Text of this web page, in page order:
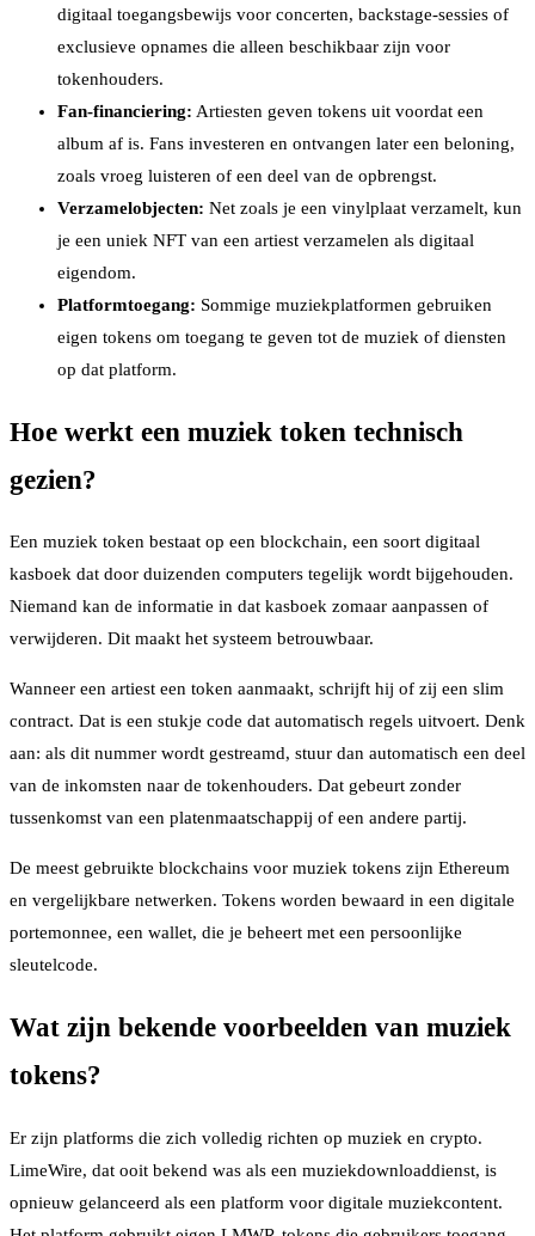
digitaal toegangsbewijs voor concerten, backstage-sessies of
exclusieve opnames die alleen beschikbaar zijn voor
tokenhouders.
Fan-financiering: Artiesten geven tokens uit voordat een
album af is. Fans investeren en ontvangen later een beloning,
zoals vroeg luisteren of een deel van de opbrengst.
Verzamelobjecten: Net zoals je een vinylplaat verzamelt, kun
je een uniek NFT van een artiest verzamelen als digitaal
eigendom.
Platformtoegang: Sommige muziekplatformen gebruiken
eigen tokens om toegang te geven tot de muziek of diensten
op dat platform.
Hoe werkt een muziek token technisch
gezien?
Een muziek token bestaat op een blockchain, een soort digitaal
kasboek dat door duizenden computers tegelijk wordt bijgehouden.
Niemand kan de informatie in dat kasboek zomaar aanpassen of
verwijderen. Dit maakt het systeem betrouwbaar.
Wanneer een artiest een token aanmaakt, schrijft hij of zij een slim
contract. Dat is een stukje code dat automatisch regels uitvoert. Denk
aan: als dit nummer wordt gestreamd, stuur dan automatisch een deel
van de inkomsten naar de tokenhouders. Dat gebeurt zonder
tussenkomst van een platenmaatschappij of een andere partij.
De meest gebruikte blockchains voor muziek tokens zijn Ethereum
en vergelijkbare netwerken. Tokens worden bewaard in een digitale
portemonnee, een wallet, die je beheert met een persoonlijke
sleutelcode.
Wat zijn bekende voorbeelden van muziek
tokens?
Er zijn platforms die zich volledig richten op muziek en crypto.
LimeWire, dat ooit bekend was als een muziekdownloaddienst, is
opnieuw gelanceerd als een platform voor digitale muziekcontent.